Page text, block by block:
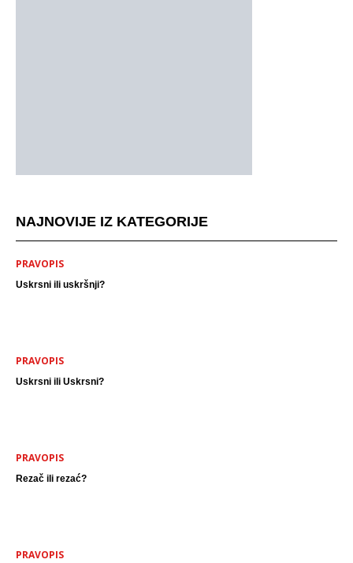
NAJNOVIJE IZ KATEGORIJE
PRAVOPIS
Uskrsni ili uskršnji?
PRAVOPIS
Uskrsni ili Uskrsni?
PRAVOPIS
Rezač ili rezać?
PRAVOPIS